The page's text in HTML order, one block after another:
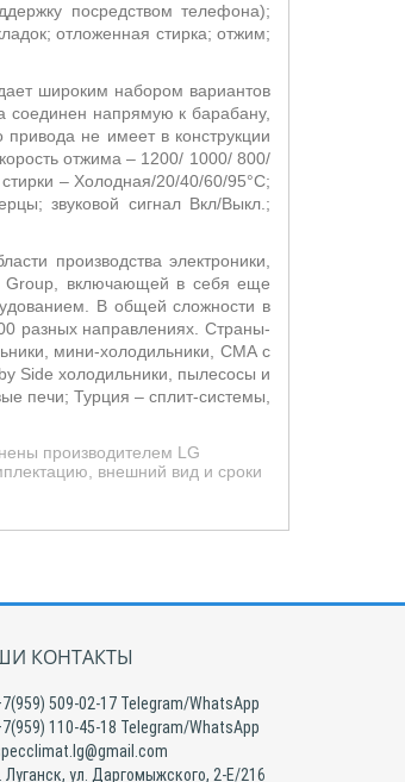
посредством телефона);
отложенная стирка; отжим;
широким набором вариантов
соединен напрямую к барабану,
не имеет в конструкции
отжима – 1200/ 1000/ 800/
– Холодная/20/40/60/95°С;
звуковой сигнал Вкл/Выкл.;
производства электроники,
Group, включающей в себя еще
В общей сложности в
разных направлениях. Страны-
мини-холодильники, СМА с
Side холодильники, пылесосы и
печи; Турция – сплит-системы,
производителем LG
внешний вид и сроки
КОНТАКТЫ
509-02-17 Telegram/WhatsApp
110-45-18 Telegram/WhatsApp
Луганск, ул. Даргомыжского, 2-Е/216